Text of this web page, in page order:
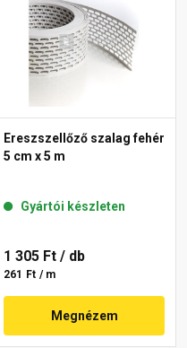
Ereszszellőző szalag fehér
5 cm x 5 m
Gyártói készleten
1 305 Ft / db
261 Ft / m
Megnézem